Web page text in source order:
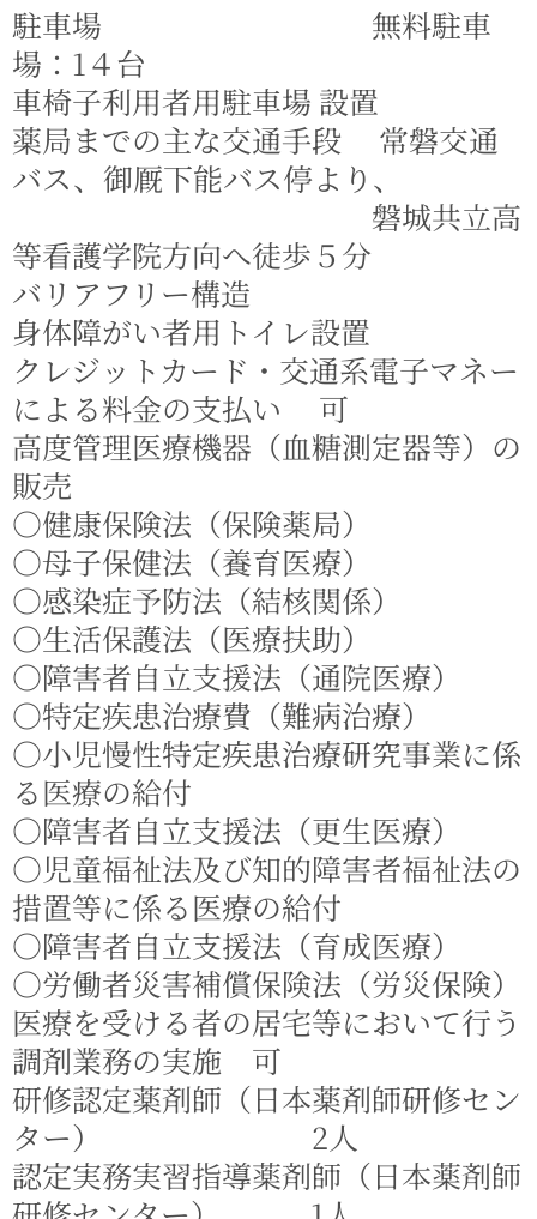
駐車場 無料駐車
場：1４台
車椅子利用者用駐車場 設置
薬局までの主な交通手段 常磐交通
バス、御厩下能バス停より、
磐城共立高
等看護学院方向へ徒歩５分
バリアフリー構造
身体障がい者用トイレ設置
クレジットカード・交通系電子マネー
による料金の支払い 可
高度管理医療機器（血糖測定器等）の
販売
○健康保険法（保険薬局）
○母子保健法（養育医療）
○感染症予防法（結核関係）
○生活保護法（医療扶助）
○障害者自立支援法（通院医療）
○特定疾患治療費（難病治療）
○小児慢性特定疾患治療研究事業に係
る医療の給付
○障害者自立支援法（更生医療）
○児童福祉法及び知的障害者福祉法の
措置等に係る医療の給付
○障害者自立支援法（育成医療）
○労働者災害補償保険法（労災保険）
医療を受ける者の居宅等において行う
調剤業務の実施 可
研修認定薬剤師（日本薬剤師研修セン
ター） 2人
認定実務実習指導薬剤師（日本薬剤師